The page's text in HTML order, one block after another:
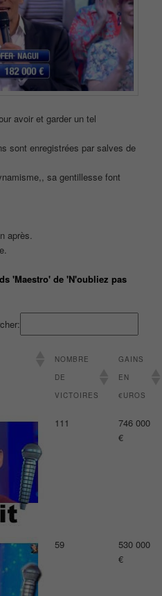
avoir et garder un tel
sont enregistrées par salves de
sa gentillesse font
après.
'Maestro' de 'N'oubliez pas
NOMBRE
DE
VICTOIRES
GAINS
EN
€UROS
111
746 000
€
59
530 000
€